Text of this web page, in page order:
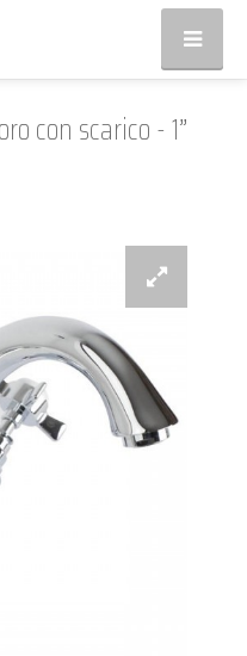
con scarico - 1”